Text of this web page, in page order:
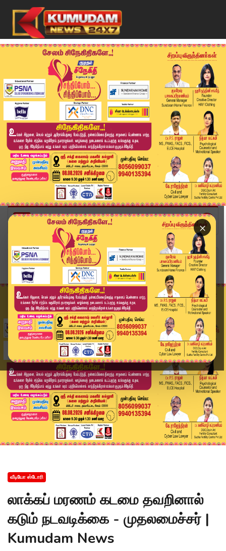
×
Home
வீடியோ ஸ்டோரி
லாக்கப் மரணம் கடமை தவறினால் கடும் நடவடிக்கை - ம...
வீடியோ ஸ்டோரி
லாக்கப் மரணம் கடமை தவறினால்
கடும் நடவடிக்கை - முதலமைச்சர் |
Kumudam News